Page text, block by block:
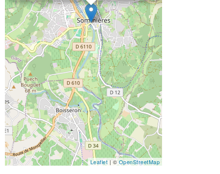
Leaflet| ©OpenStreetMap